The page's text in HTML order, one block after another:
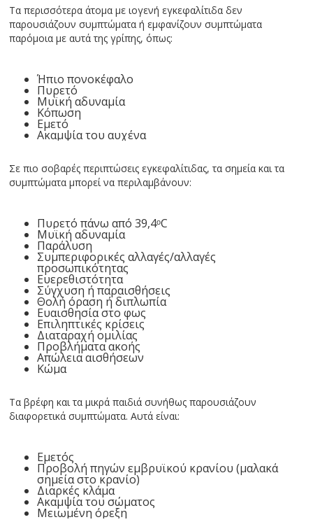
Τα περισσότερα άτομα με ιογενή εγκεφαλίτιδα δεν
παρουσιάζουν συμπτώματα ή εμφανίζουν συμπτώματα
παρόμοια με αυτά της γρίπης, όπως:
Ήπιο πονοκέφαλο
Πυρετό
Μυϊκή αδυναμία
Κόπωση
Εμετό
Ακαμψία του αυχένα
Σε πιο σοβαρές περιπτώσεις εγκεφαλίτιδας, τα σημεία και τα
συμπτώματα μπορεί να περιλαμβάνουν:
Πυρετό πάνω από 39,4ᵒC
Μυϊκή αδυναμία
Παράλυση
Συμπεριφορικές αλλαγές/αλλαγές
προσωπικότητας
Ευερεθιστότητα
Σύγχυση ή παραισθήσεις
Θολή όραση ή διπλωπία
Ευαισθησία στο φως
Επιληπτικές κρίσεις
Διαταραχή ομιλίας
Προβλήματα ακοής
Απώλεια αισθήσεων
Κώμα
Τα βρέφη και τα μικρά παιδιά συνήθως παρουσιάζουν
διαφορετικά συμπτώματα. Αυτά είναι:
Εμετός
Προβολή πηγών εμβρυϊκού κρανίου (μαλακά
σημεία στο κρανίο)
Διαρκές κλάμα
Ακαμψία του σώματος
Μειωμένη όρεξη